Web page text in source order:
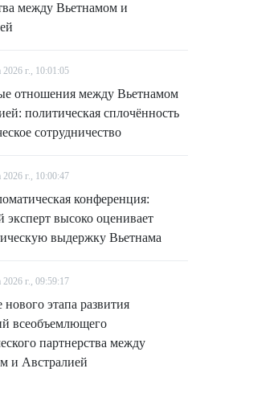
между Вьетнамом и
2026 г., 10:01:05
отношения между Вьетнамом
политическая сплочённость
сотрудничество
2026 г., 10:00:47
конференция:
эксперт высоко оценивает
выдержку Вьетнама
2026 г., 09:59:17
этапа развития
всеобъемлющего
партнерства между
и Австралией